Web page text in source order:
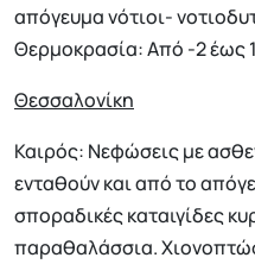
απόγευμα νότιοι-
Θερμοκρασία: Από -2 έως
Θεσσαλονίκη
Καιρός: Νεφώσεις με
ενταθούν και από το
σποραδικές καταιγίδες
παραθαλάσσια.